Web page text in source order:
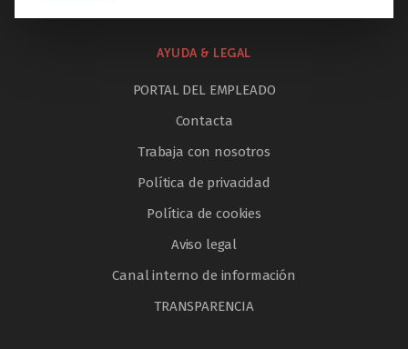
AYUDA & LEGAL
PORTAL DEL EMPLEADO
Contacta
Trabaja con nosotros
Política de privacidad
Política de cookies
Aviso legal
Canal interno de información
TRANSPARENCIA